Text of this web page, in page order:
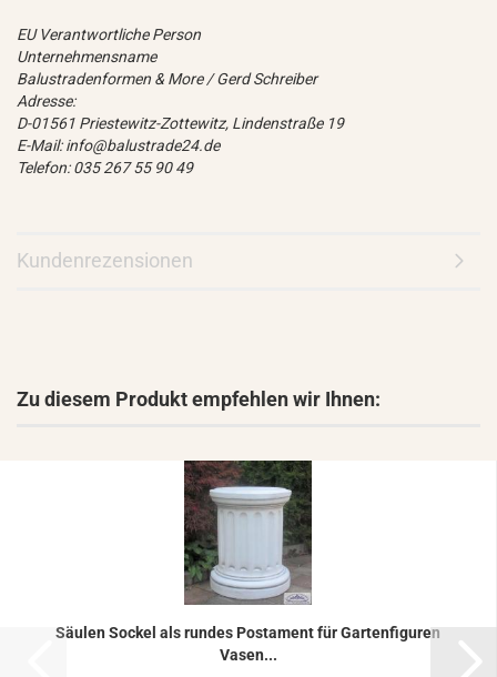
EU Verantwortliche Person
Unternehmensname
Balustradenformen & More / Gerd Schreiber
Adresse:
D-01561 Priestewitz-Zottewitz, Lindenstraße 19
E-Mail: info@balustrade24.de
Telefon: 035 267 55 90 49
Kundenrezensionen
Zu diesem Produkt empfehlen wir Ihnen:
Säu­len So­ckel als run­des Pos­ta­ment für Gar­ten­fi­gu­ren
Vasen...